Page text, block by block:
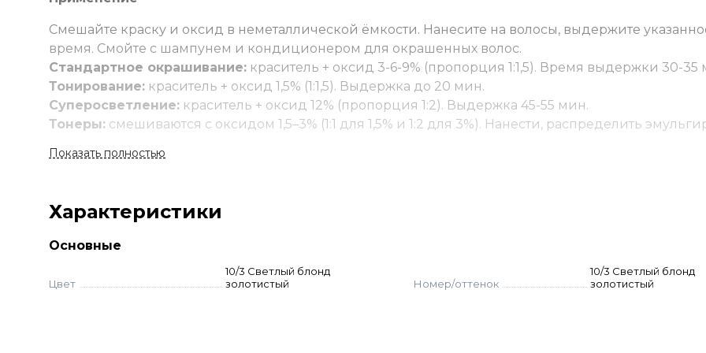
Смешайте краску и оксид в неметаллической ёмкости. Нанесите на волосы, выдержите
время. Смойте с шампунем и кондиционером для окрашенных волос.
Стандартное окрашивание: краситель + оксид 3-6-9% (пропорция 1:1,5). Время выдержки 30-35
Тонирование: краситель + оксид 1,5% (1:1,5). Выдержка до 20 мин.
Суперосветление: краситель + оксид 12% (пропорция 1:2). Выдержка 45-55 мин.
Тонеры: смешиваются с оксидом 1,5–3% (1:1 для 1,5% и 1:2 для 3%). Нанести, распределить
Показать полностью
Характеристики
Основные
Цвет
10/3 Светлый блонд
золотистый
Номер/оттенок
10/3 Светлый блонд
золотистый